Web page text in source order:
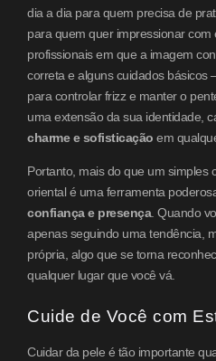
dia a dia para quem precisa de
para quem quer impressionar
profissionais em que a imagem
correta e alguns cuidados
para controlar frizz e manter o
uma extensão da sua identidade,
charme e sofisticação em
Portanto, mais do que um simples
oriental é uma ferramenta
confiança e presença. Quando
apenas seguindo uma tendência,
própria, algo que se torna
qualquer lugar que você vá.
Cuide de Você com
Cuidar da pele é tão importante